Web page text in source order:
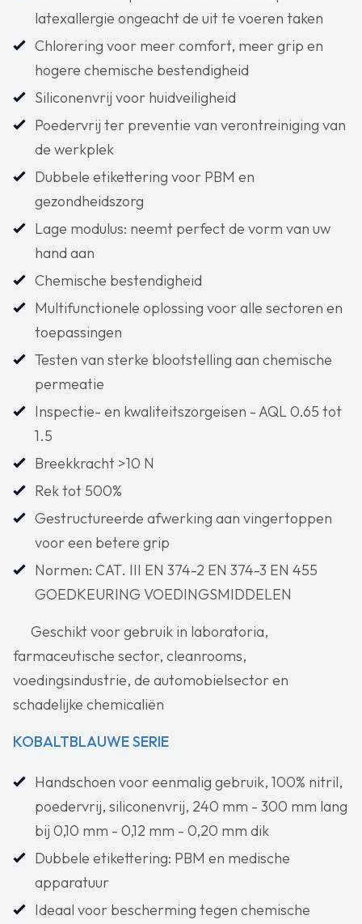
latexallergie ongeacht de uit te voeren taken
Chlorering voor meer comfort, meer grip en
hogere chemische bestendigheid
Siliconenvrij voor huidveiligheid
Poedervrij ter preventie van verontreiniging van
de werkplek
Dubbele etikettering voor PBM en
gezondheidszorg
Lage modulus: neemt perfect de vorm van uw
hand aan
Chemische bestendigheid
Multifunctionele oplossing voor alle sectoren en
toepassingen
Testen van sterke blootstelling aan chemische
permeatie
Inspectie- en kwaliteitszorgeisen - AQL 0.65 tot
1.5
Breekkracht >10 N
Rek tot 500%
Gestructureerde afwerking aan vingertoppen
voor een betere grip
Normen: CAT. III EN 374-2 EN 374-3 EN 455
GOEDKEURING VOEDINGSMIDDELEN
Geschikt voor gebruik in laboratoria,
farmaceutische sector, cleanrooms,
voedingsindustrie, de automobielsector en
schadelijke chemicaliën
KOBALTBLAUWE SERIE
Handschoen voor eenmalig gebruik, 100% nitril,
poedervrij, siliconenvrij, 240 mm - 300 mm lang
bij 0,10 mm - 0,12 mm - 0,20 mm dik
Dubbele etikettering: PBM en medische
apparatuur
Ideaal voor bescherming tegen chemische